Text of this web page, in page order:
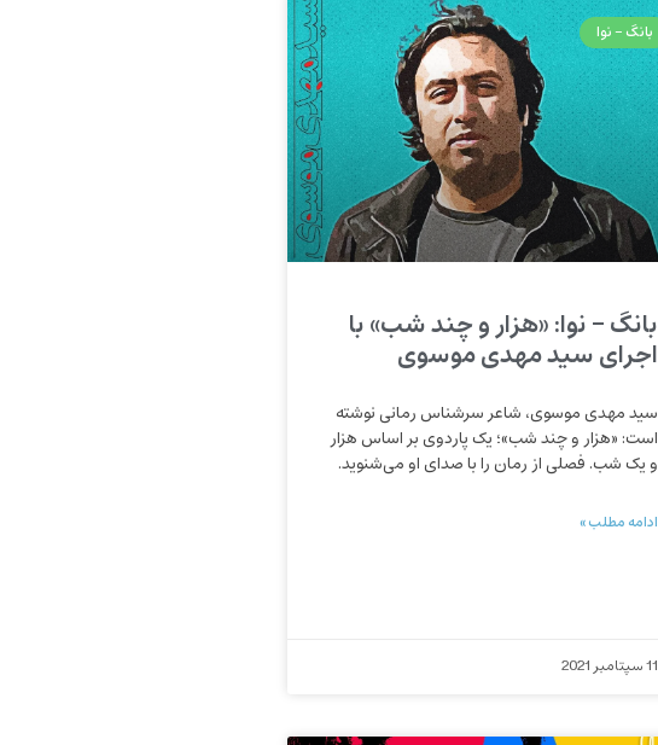
بانگ - نوا
بانگ – نوا: «هزار و چند شب» با
اجرای سید مهدی موسوی
سید مهدی موسوی، شاعر سرشناس رمانی نوشته
است: «هزار و چند شب»؛ یک پاردوی بر اساس هزار
و یک شب. فصلی از رمان را با صدای او می‌شنوید.
ادامه مطلب »
11 سپتامبر 2021